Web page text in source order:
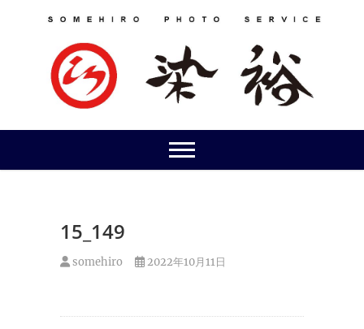
15_149
somehiro 2022年10月11日